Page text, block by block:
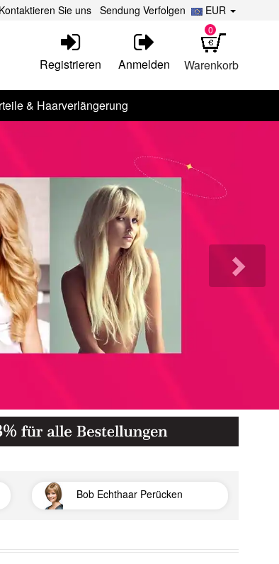
EUR
Kontaktieren Sie uns Sendung Verfolgen
Warenkorb
0
Registrieren Anmelden
& Haarverlängerung
Bob Echthaar Perücken